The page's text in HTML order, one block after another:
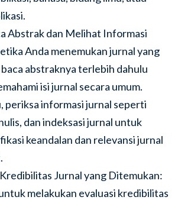
Abstrak dan Melihat Informasi
Anda menemukan jurnal yang
abstraknya terlebih dahulu
isi jurnal secara umum.
periksa informasi jurnal seperti
dan indeksasi jurnal untuk
keandalan dan relevansi jurnal
Jurnal yang Ditemukan:
melakukan evaluasi kredibilitas